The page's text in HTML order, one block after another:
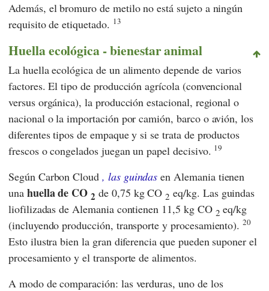
Además, el bromuro de metilo no está sujeto a ningún
requisito de etiquetado. 13
Huella ecológica - bienestar animal
La huella ecológica de un alimento depende de varios
factores. El tipo de producción agrícola (convencional
versus orgánica), la producción estacional, regional o
nacional o la importación por camión, barco o avión, los
diferentes tipos de empaque y si se trata de productos
frescos o congelados juegan un papel decisivo. 19
Según Carbon Cloud , las guindas en Alemania tienen
una huella de CO2 de 0,75 kg CO2 eq/kg. Las guindas
liofilizadas de Alemania contienen 11,5 kg CO 2 eq/kg
(incluyendo producción, transporte y procesamiento).20
Esto ilustra bien la gran diferencia que pueden suponer el
procesamiento y el transporte de alimentos.
A modo de comparación: las verduras, uno de los